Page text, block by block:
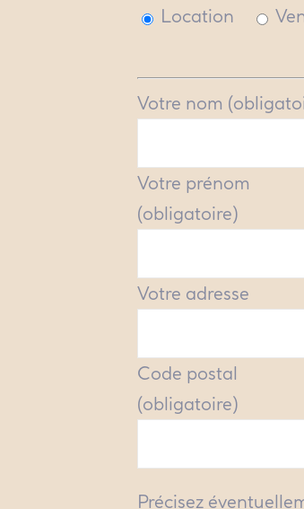
Location
Votre nom
Votre prénom
(obligatoire)
Votre adresse
Code postal
(obligatoire)
Précisez